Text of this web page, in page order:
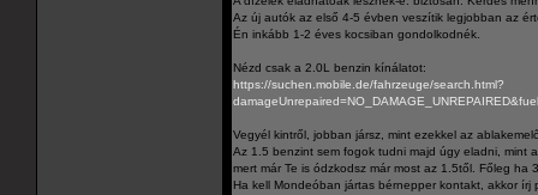
Az új autók az első 4-5 évben veszítik legjobban az
Én inkább 1-2 éves kocsiban gondolkodnék.
Nézd csak a 2.0L benzin kínálatot:
https://suchen.mobile.de/fahrzeuge/search.html?
Vegyél kintről, jobban jársz, mint ezekkel az
Az 1.5 benzint sem fogok tudni majd úgy eladni, mint
mert már Te is ódzkodsz már most az 1.5től. Főleg ha
Ha kell Mondeóban jártas bérnepper kontakt, akkor írj